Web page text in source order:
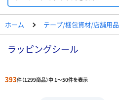
ホーム テープ/梱包資材/店舗用品
ラッピングシール
393件（1299商品）中 1～50件を表示